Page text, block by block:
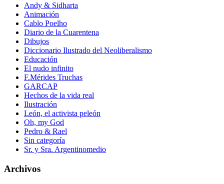
Andy & Sidharta
Animación
Cablo Poelho
Diario de la Cuarentena
Dibujos
Diccionario Ilustrado del Neoliberalismo
Educación
El nudo infinito
F.Mérides Truchas
GARCAP
Hechos de la vida real
Ilustración
León, el activista peleón
Oh, my God
Pedro & Rael
Sin categoría
Sr. y Sra. Argentinomedio
Archivos